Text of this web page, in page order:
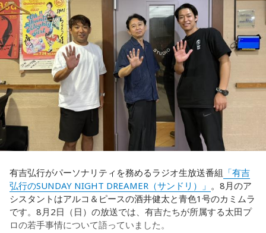
「誰が出ても同じような戦いができる準備をしてきた」とい
う言葉がその通りであることを、グループステージで証明で
きていたと思います。でも、そこから上に行くためには、や
っぱり“個の力”が必要だったかなと感じています。
世界で見ても、日本だけでなく主力の選手がケガする国は
多々あって、それでも勝ち上がっていく力が必要なのがW杯
なんです。そういう意味では、確かに選手層は厚くなったけ
れども、さらに“個”の力を高めながら、選手層をもっと厚くし
なきゃいけない。ベスト16・ベスト8に進む国と比べたとき
に、そこまでの選手層だったのかというと、まだまだ厚くし
ます。
ただ、あれだけケガ人が出て、誰が出ても同じようなサッカ
ーができて、グループステージをああいう形で抜けられたと
いうのは今までなかったことですし、力がついているのは事
は日本がボールを持つ時間もありました。しかし、後半に入
ってからブラジルが戦略を変えてきて、日本が一方的に押し
込まれてしまった。試合のなかで具体的な戦術が打ち出せな
かったと考えると、（選手のなかに）もう少し具体的な戦略
を示す人、ブレーンが必要なのかなと素人目には思ってしま
うのですが……。
福田：そういう見方も当然ありますし、それができれば一番
いいと思うのですが、森保監督は帰国後の会見で「戦術は後
出しジャンケンだ」と言っていたんです。どういうことかと
いうと、自分たちが変えたら相手がまた変えてくる、それに
対してまた変えていかなきゃならない。ベンチでその都度
に対して変化しなきゃいけない。「こういうやり方をしま
す」「だったらこう対応します」と。
そうすると、対応された側がまた変えてくるんですよ、それ
も試合中に。ですから、ベンチからでも戦術や戦略はある程
有吉弘行がパーソナリティを務めるラジオ生放送番組 「有吉
弘行のSUNDAY NIGHT DREAMER（サンドリ）」 。8月のア
シスタントはアルコ＆ピースの酒井健太と青色1号のカミムラ
です。8月2日（日）の放送では、有吉たちが所属する太田プ
ロの若手事情について語っていました。